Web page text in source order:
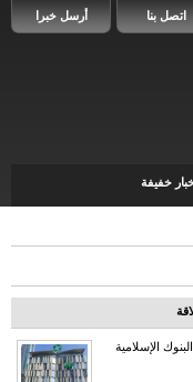
أرسل خبرا اتصل بنا
خفيفة
الإسلامية